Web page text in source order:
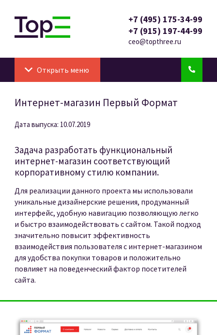
+7 (495) 175-34-99
+7 (915) 197-44-99
ceo@topthree.ru
Открыть меню
Интернет-магазин Первый Формат
Дата выпуска: 10.07.2019
Задача разработать функциональный
интернет-магазин соответствующий
корпоративному стилю компании.
Для реализации данного проекта мы использовали
уникальные дизайнерские решения, продуманный
интерфейс, удобную навигацию позволяющую легко
и быстро взаимодействовать с сайтом. Такой подход
значительно повысит эффективность
взаимодействия пользователя с интернет-магазином
для удобства покупки товаров и положительно
повлияет на поведенческий фактор посетителей
сайта.